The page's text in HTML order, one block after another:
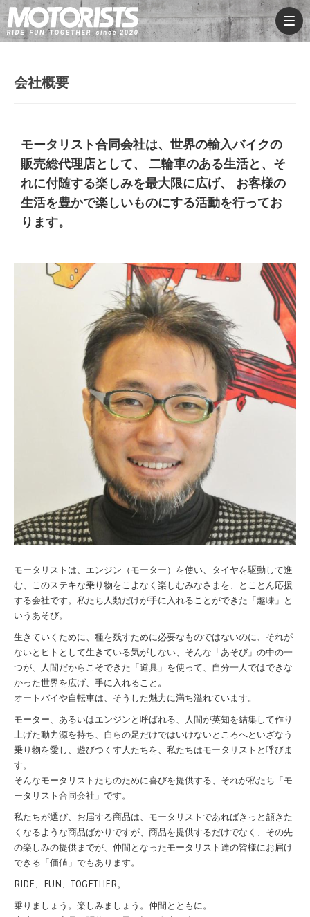
会社概要
モータリスト合同会社は、世界の輸入バイクの
販売総代理店として、
二輪車のある生活と、そ
れに付随する楽しみを最大限に広げ、
お客様の
生活を豊かで楽しいものにする活動を行ってお
ります。
モータリストは、エンジン（モーター）を使い、タイヤを駆動して進
む、このステキな乗り物をこよなく楽しむみなさまを、とことん応援
する会社です。私たち人類だけが手に入れることができた「趣味」と
いうあそび。
生きていくために、種を残すために必要なものではないのに、それが
ないとヒトとして生きている気がしない、そんな「あそび」の中の一
つが、人間だからこそできた「道具」を使って、自分一人ではできな
かった世界を広げ、手に入れること。
オートバイや自転車は、そうした魅力に満ち溢れています。
モーター、あるいはエンジンと呼ばれる、人間が英知を結集して作り
上げた動力源を持ち、自らの足だけではいけないところへといざなう
乗り物を愛し、遊びつくす人たちを、私たちはモータリストと呼びま
す。
そんなモータリストたちのために喜びを提供する、それが私たち「モ
ータリスト合同会社」です。
私たちが選び、お届する商品は、モータリストであればきっと頷きた
くなるような商品ばかりですが、商品を提供するだけでなく、その先
の楽しみの提供までが、仲間となったモータリスト達の皆様にお届け
できる「価値」でもあります。
RIDE、FUN、TOGETHER。
乗りましょう。楽しみましょう。仲間とともに。